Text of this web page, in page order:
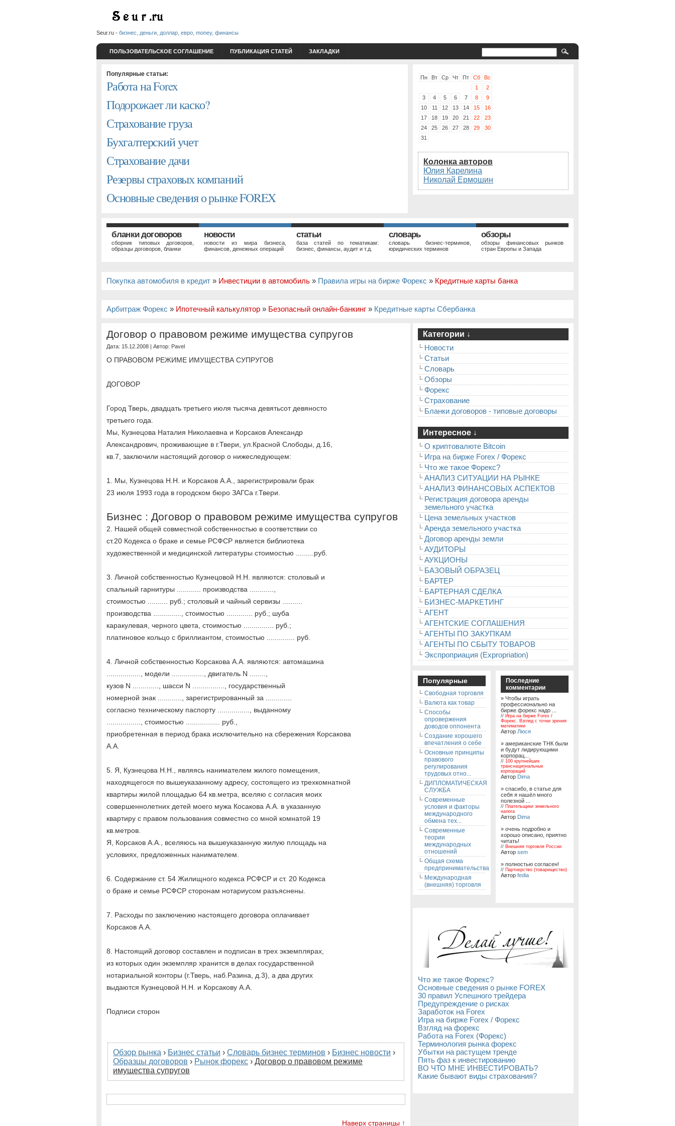
Seur.ru - бизнес, деньги, доллар, евро, money, финансы
ПОЛЬЗОВАТЕЛЬСКОЕ СОГЛАШЕНИЕ ПУБЛИКАЦИЯ СТАТЕЙ ЗАКЛАДКИ
Популярные статьи:
Работа на Forex
Подорожает ли каско?
Страхование груза
Бухгалтерский учет
Страхование дачи
Резервы страховых компаний
Основные сведения о рынке FOREX
Пн Вт Ср Чт Пт Сб
Вс
1
2
3
4 5 6 7 8
9
10
11 12 13 14 15
16
17
18 19 20 21 22
23
24
25 26 27 28 29
30
31
Колонка авторов
Юлия Карелина
Николай Ермошин
бланки договоров
сборник типовых договоров,
образцы договоров, бланки
новости
новости из мира бизнеса,
финансов, денежных операций
статьи
база статей по тематикам:
бизнес, финансы, аудит и т.д.
словарь
словарь бизнес-терминов,
юридических терминов
обзоры
обзоры финансовых рынков
стран Европы и Запада
Покупка автомобиля в кредит » Инвестиции в автомобиль » Правила игры на бирже Форекс » Кредитные карты банка
Арбитраж Форекс » Ипотечный калькулятор » Безопасный онлайн-банкинг » Кредитные карты Сбербанка
Договор о правовом режиме имущества супругов
Дата: 15.12.2008 | Автор: Pavel
О ПРАВОВОМ РЕЖИМЕ ИМУЩЕСТВА СУПРУГОВ
ДОГОВОР
Город Тверь, двадцать третьего июля тысяча девятьсот девяносто
третьего года.
Мы, Кузнецова Наталия Николаевна и Корсаков Александр
Александрович, проживающие в г.Твери, ул.Красной Слободы, д.16,
кв.7, заключили настоящий договор о нижеследующем:
1. Мы, Кузнецова Н.Н. и Корсаков А.А., зарегистрировали брак
23 июля 1993 года в городском бюро ЗАГСа г.Твери.
Бизнес : Договор о правовом режиме имущества супругов
2. Нашей общей совместной собственностью в соответствии со
ст.20 Кодекса о браке и семье РСФСР является библиотека
художественной и медицинской литературы стоимостью .........руб.
3. Личной собственностью Кузнецовой Н.Н. являются: столовый и
спальный гарнитуры ............ производства ............,
стоимостью .......... руб.; столовый и чайный сервизы ..........
производства .............., стоимостью ............. руб.; шуба
каракулевая, черного цвета, стоимостью ............... руб.;
платиновое кольцо с бриллиантом, стоимостью .............. руб.
4. Личной собственностью Корсакова А.А. являются: автомашина
................., модели ................, двигатель N ........,
кузов N ............., шасси N ................, государственный
номерной знак ............, зарегистрированный за .............
согласно техническому паспорту ................, выданному
................., стоимостью ................. руб.,
приобретенная в период брака исключительно на сбережения Корсакова
А.А.
5. Я, Кузнецова Н.Н., являясь нанимателем жилого помещения,
находящегося по вышеуказанному адресу, состоящего из трехкомнатной
квартиры жилой площадью 64 кв.метра, вселяю с согласия моих
совершеннолетних детей моего мужа Косакова А.А. в указанную
квартиру с правом пользования совместно со мной комнатой 19
кв.метров.
Я, Корсаков А.А., вселяюсь на вышеуказанную жилую площадь на
условиях, предложенных нанимателем.
6. Содержание ст. 54 Жилищного кодекса РСФСР и ст. 20 Кодекса
о браке и семье РСФСР сторонам нотариусом разъяснены.
7. Расходы по заключению настоящего договора оплачивает
Корсаков А.А.
8. Настоящий договор составлен и подписан в трех экземплярах,
из которых один экземпляр хранится в делах государственной
нотариальной конторы (г.Тверь, наб.Разина, д.3), а два других
выдаются Кузнецовой Н.Н. и Корсакову А.А.
Подписи сторон
Обзор рынка › Бизнес статьи › Словарь бизнес терминов › Бизнес новости ›
Образцы договоров › Рынок форекс › Договор о правовом режиме
имущества супругов
Наверх страницы ↑
Категории ↓
Новости
Статьи
Словарь
Обзоры
Форекс
Страхование
Бланки договоров - типовые договоры
Интересное ↓
О криптовалюте Bitcoin
Игра на бирже Forex / Форекс
Что же такое Форекс?
АНАЛИЗ СИТУАЦИИ НА РЫНКЕ
АНАЛИЗ ФИНАНСОВЫХ АСПЕКТОВ
Регистрация договора аренды
земельного участка
Цена земельных участков
Аренда земельного участка
Договор аренды земли
АУДИТОРЫ
АУКЦИОНЫ
БАЗОВЫЙ ОБРАЗЕЦ
БАРТЕР
БАРТЕРНАЯ СДЕЛКА
БИЗНЕС-МАРКЕТИНГ
АГЕНТ
АГЕНТСКИЕ СОГЛАШЕНИЯ
АГЕНТЫ ПО ЗАКУПКАМ
АГЕНТЫ ПО СБЫТУ ТОВАРОВ
Экспроприация (Expropriation)
Популярные
Свободная торговля
Валюта как товар
Способы
опровержения
доводов оппонента
Создание хорошего
впечатления о себе
Основные принципы
правового
регулирования
трудовых отно...
ДИПЛОМАТИЧЕСКАЯ
СЛУЖБА
Современные
условия и факторы
международного
обмена тех...
Современные
теории
международных
отношений
Общая схема
предпринимательства
Международная
(внешняя) торговля
Последние
комментарии
» Чтобы играть
профессионально на
бирже форекс надо ...
// Игра на бирже Forex /
Форекс. Взгляд с точки зрения
математики
Автор Люся
» американские ТНК были
и будут лидирующими
корпорац...
// 100 крупнейших
транснациональных
корпораций
Автор Dima
» спасибо, в статье для
себя я нашёл много
полезной ...
// Плательщики земельного
налога
Автор Dima
» очень подробно и
хорошо описано, приятно
читать!
// Внешняя торговля России
Автор sem
» полностью согласен!
// Партнерство (товарищество)
Автор fedia
Что же такое Форекс?
Основные сведения о рынке FOREX
30 правил Успешного трейдера
Предупреждение о рисках
Заработок на Forex
Игра на бирже Forex / Форекс
Взгляд на форекс
Работа на Forex (Форекс)
Терминология рынка форекс
Убытки на растущем тренде
Пять фаз к инвестированию
ВО ЧТО МНЕ ИНВЕСТИРОВАТЬ?
Какие бывают виды страхования?